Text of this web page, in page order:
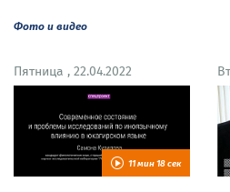
Фото и видео
Пятница , 22.04.2022
11 мин 18 сек